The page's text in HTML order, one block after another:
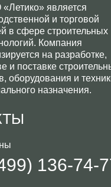
является
и торговой
в сфере строительных
Компания
на разработке,
и поставке
оборудования и
назначения.
136-74-